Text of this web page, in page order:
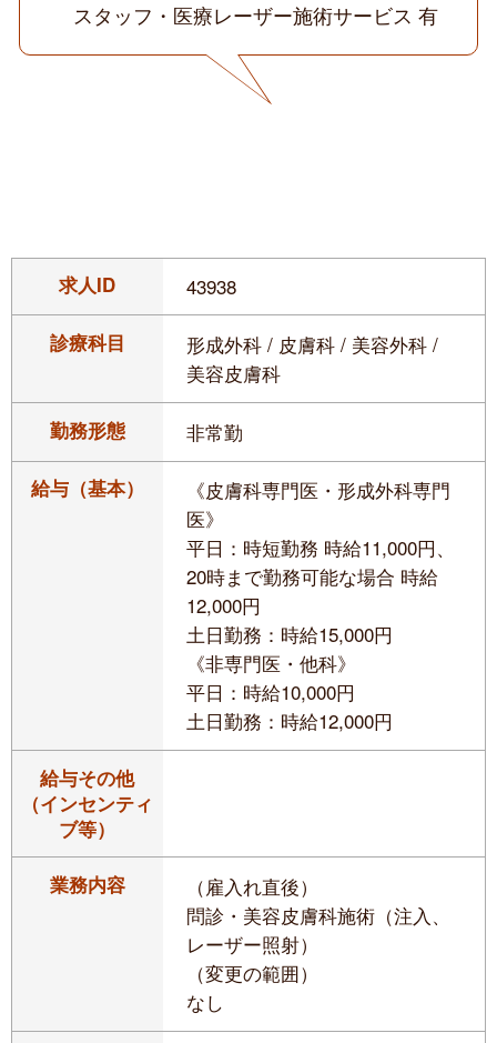
スタッフ・医療レーザー施術サービス 有
求人ID 43938
診療科目
形成外科 / 皮膚科 / 美容外科 /
美容皮膚科
勤務形態 非常勤
給与（基本）
《皮膚科専門医・形成外科専門
医》
平日：時短勤務 時給11,000円、
20時まで勤務可能な場合 時給
12,000円
土日勤務：時給15,000円
《非専門医・他科》
平日：時給10,000円
土日勤務：時給12,000円
給与その他
（インセンティ
ブ等）
業務内容
（雇入れ直後）
問診・美容皮膚科施術（注入、
レーザー照射）
（変更の範囲）
なし